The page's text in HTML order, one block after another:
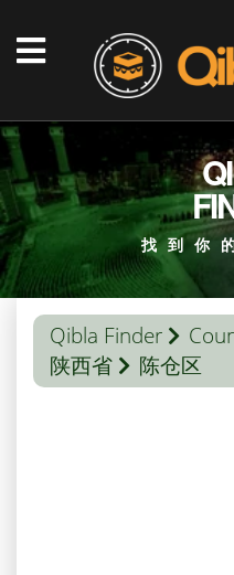
找到你
Qibla Finder
陕西省
陈仓区